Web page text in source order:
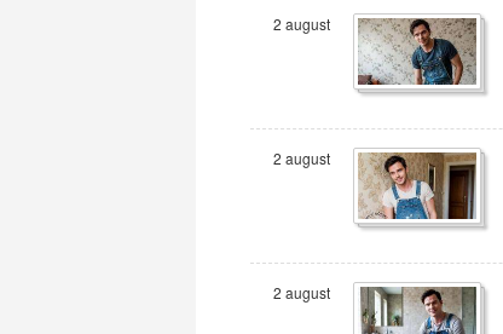
2 august
2 august
2 august